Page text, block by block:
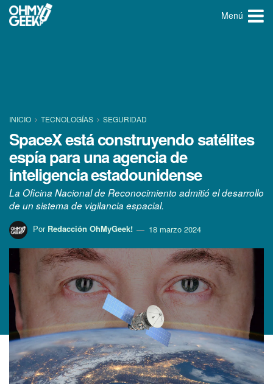
Menú
INICIO TECNOLOGÍ­AS SEGURIDAD
SpaceX está construyendo satélites
espía para una agencia de
inteligencia estadounidense
La Oficina Nacional de Reconocimiento admitió el desarrollo
de un sistema de vigilancia espacial.
Por Redacción OhMyGeek! 18 marzo 2024